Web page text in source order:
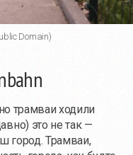
Domain)
трамваи ходили
это не так —
город. Трамваи,